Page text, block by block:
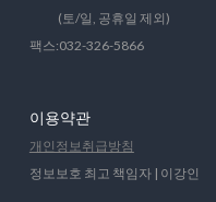
(토/일, 공휴일 제외)
팩스:032-326-5866
이용약관
개인정보취급방침
정보보호 최고 책임자 | 이강인